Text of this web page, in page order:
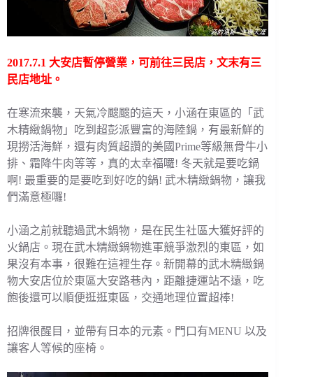
2017.7.1 大安店暫停營業，可前往三民店，文末有三
民店地址。
在寒流來襲，天氣冷颼颼的這天，小涵在東區的「武
木精緻鍋物」吃到超彭派豐富的海陸鍋，有最新鮮的
現撈活海鮮，還有肉質超讚的美國Prime等級無骨牛小
排、霜降牛肉等等，真的太幸福囉! 冬天就是要吃鍋
啊! 最重要的是要吃到好吃的鍋! 武木精緻鍋物，讓我
們滿意極囉!
小涵之前就聽過武木鍋物，是在民生社區大獲好評的
火鍋店。現在武木精緻鍋物進軍競爭激烈的東區，如
果沒有本事，很難在這裡生存。新開幕的武木精緻鍋
物大安店位於東區大安路巷內，距離捷運站不遠，吃
飽後還可以順便逛逛東區，交通地理位置超棒!
招牌很醒目，並帶有日本的元素。門口有MENU 以及
讓客人等候的座椅。